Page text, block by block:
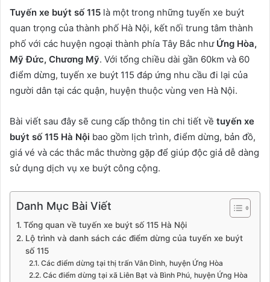
Tuyến xe buýt số 115 là một trong những tuyến xe buýt
quan trọng của thành phố Hà Nội, kết nối trung tâm thành
phố với các huyện ngoại thành phía Tây Bắc như Ứng Hòa,
Mỹ Đức, Chương Mỹ. Với tổng chiều dài gần 60km và 60
điểm dừng, tuyến xe buýt 115 đáp ứng nhu cầu đi lại của
người dân tại các quận, huyện thuộc vùng ven Hà Nội.
Bài viết sau đây sẽ cung cấp thông tin chi tiết về tuyến xe
buýt số 115 Hà Nội bao gồm lịch trình, điểm dừng, bản đồ,
giá vé và các thắc mắc thường gặp để giúp độc giả dễ dàng
sử dụng dịch vụ xe buýt công cộng.
Danh Mục Bài Viết
Tổng quan về tuyến xe buýt số 115 Hà Nội
Lộ trình và danh sách các điểm dừng của tuyến xe buýt
số 115
Các điểm dừng tại thị trấn Vân Đình, huyện Ứng Hòa
Các điểm dừng tại xã Liên Bạt và Bình Phú, huyện Ứng Hòa